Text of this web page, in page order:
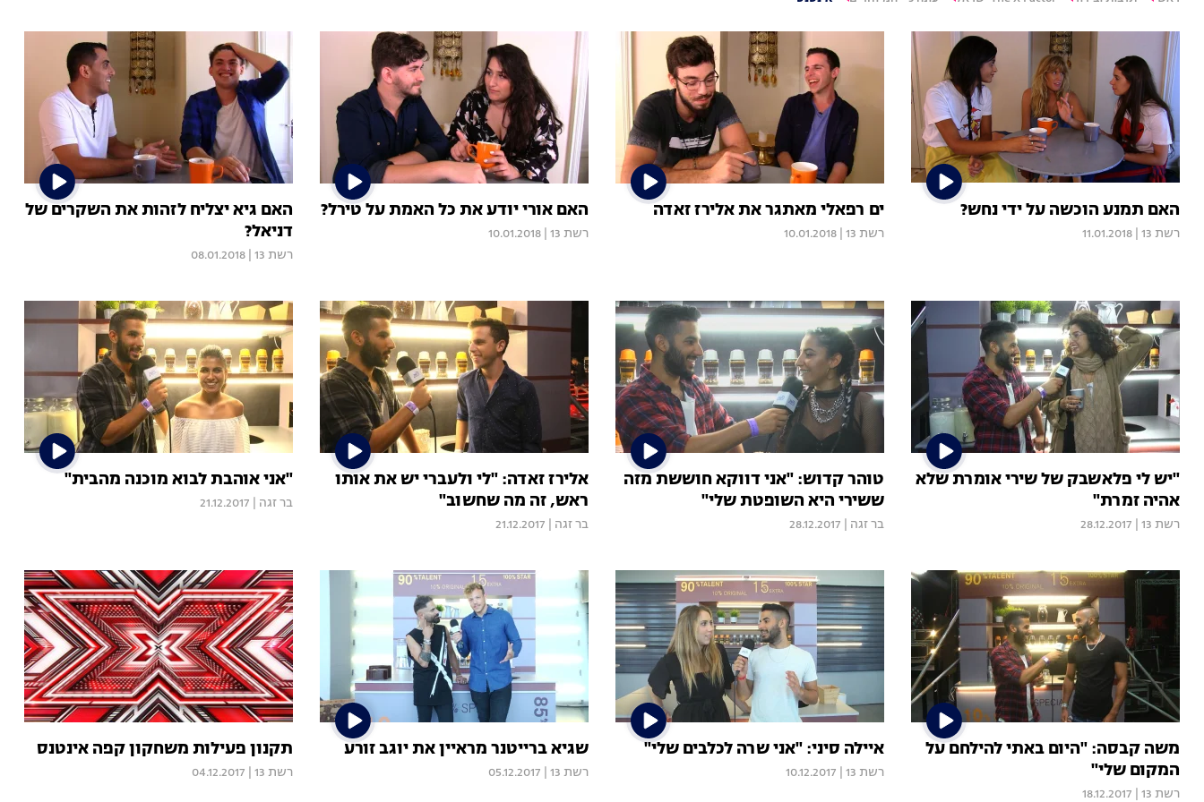
האם תמנע הוכשה על ידי נחש?
רשת 13 11.01.2018
ים רפאלי מאתגר את אלירז זאדה
רשת 13 10.01.2018
האם אורי יודע את כל האמת על טירל?
רשת 13 10.01.2018
האם גיא יצליח לזהות את השקרים של
דניאל?
רשת 13 08.01.2018
"יש לי פלאשבק של שירי אומרת שלא
אהיה זמרת"
רשת 13 28.12.2017
טוהר קדוש: "אני דווקא חוששת מזה
ששירי היא השופטת שלי"
בר זגה 28.12.2017
אלירז זאדה: "לי ולעברי יש את אותו
ראש, זה מה שחשוב"
בר זגה 21.12.2017
"אני אוהבת לבוא מוכנה מהבית"
בר זגה 21.12.2017
משה קבסה: "היום באתי להילחם על
המקום שלי"
רשת 13 18.12.2017
איילה סיני: "אני שרה לכלבים שלי"
רשת 13 10.12.2017
שגיא ברייטנר מראיין את יוגב זורע
רשת 13 05.12.2017
תקנון פעילות משחקון קפה אינטנס
רשת 13 04.12.2017